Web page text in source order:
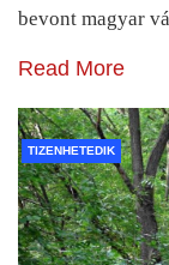
bevont magyar
Read More
TIZENHETEDIK